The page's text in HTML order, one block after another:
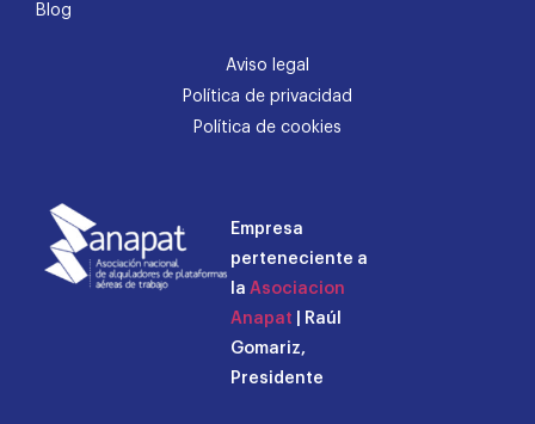
Blog
Aviso legal
Política de privacidad
Política de cookies
Empresa
perteneciente a
la Asociacion
Anapat | Raúl
Gomariz,
Presidente